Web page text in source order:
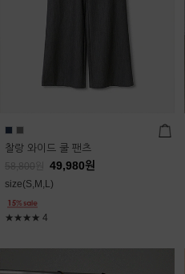
찰랑 와이드 쿨 팬츠
58,800 49,980원
size(S,M,L)
★★★★ 4